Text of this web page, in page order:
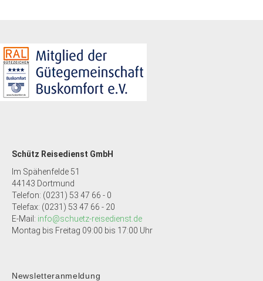
Schütz Reisedienst GmbH
Im Spähenfelde 51
44143 Dortmund
Telefon: (0231) 53 47 66 - 0
Telefax: (0231) 53 47 66 - 20
E-Mail: info@schuetz-reisedienst.de
Montag bis Freitag 09:00 bis 17:00 Uhr
Newsletteranmeldung